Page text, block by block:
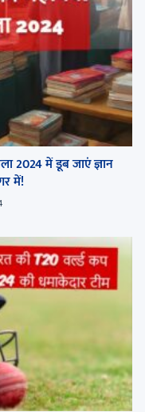
2024 में डूब जाएं ज्ञान
में!